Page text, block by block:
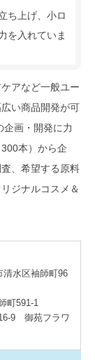
ち上げ、小ロ
を入れていま
アなど一般ユー
い商品開発が可
画・開発に力
本）から企
、希望する原料
ジナルコスメ＆
水区袖師町96
町591-1
9 御苑フラワ